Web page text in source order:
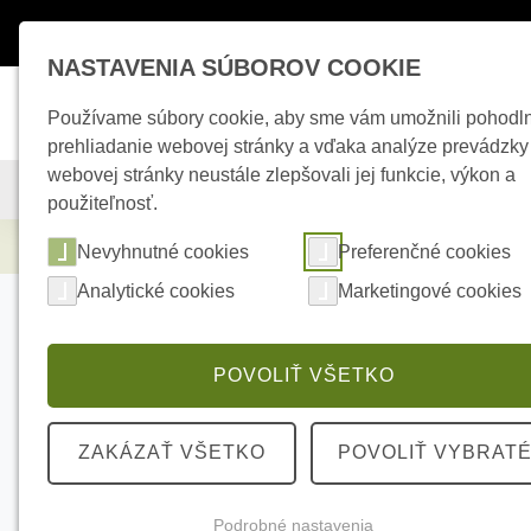
KAMEROVÉ SYSTÉMY ZABEZPEČOVACIE SYSTÉMY
Zabezpečovacie systémy AJAX
NASTAVENIA SÚBOROV COOKIE
Používame súbory cookie, aby sme vám umožnili
prehliadanie webovej stránky a vďaka analýze prevádzky
webovej stránky neustále zlepšovali jej funkcie, výkon a
použiteľnosť.
Nevyhnutné cookies
Preferenčné cookies
Analytické cookies
Marketingové cookies
POVOLIŤ VŠETKO
ZAKÁZAŤ VŠETKO POVOLIŤ VYBRATÉ
Podrobné nastavenia